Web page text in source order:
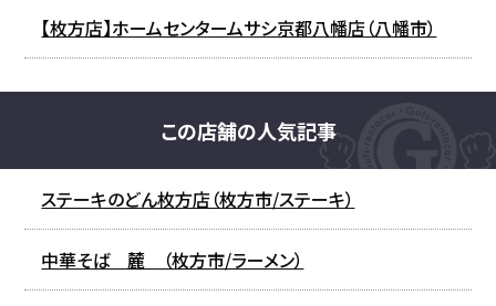
【枚方店】ホームセンタームサシ京都八幡店（八幡市）
この店舗の人気記事
ステーキのどん枚方店（枚方市/ステーキ）
中華そば 麓 （枚方市/ラーメン）